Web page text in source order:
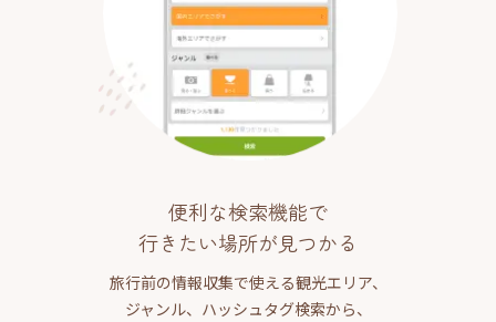
便利な検索機能で
行きたい場所が見つかる
旅行前の情報収集で使える観光エリア、
ジャンル、ハッシュタグ検索から、